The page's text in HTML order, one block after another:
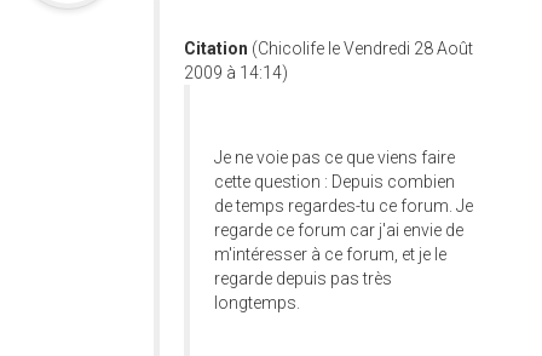
Citation (Chicolife le Vendredi 28 Août
2009 à 14:14)
Je ne voie pas ce que viens faire
cette question : Depuis combien
de temps regardes-tu ce forum. Je
regarde ce forum car j'ai envie de
m'intéresser à ce forum, et je le
regarde depuis pas très
longtemps.